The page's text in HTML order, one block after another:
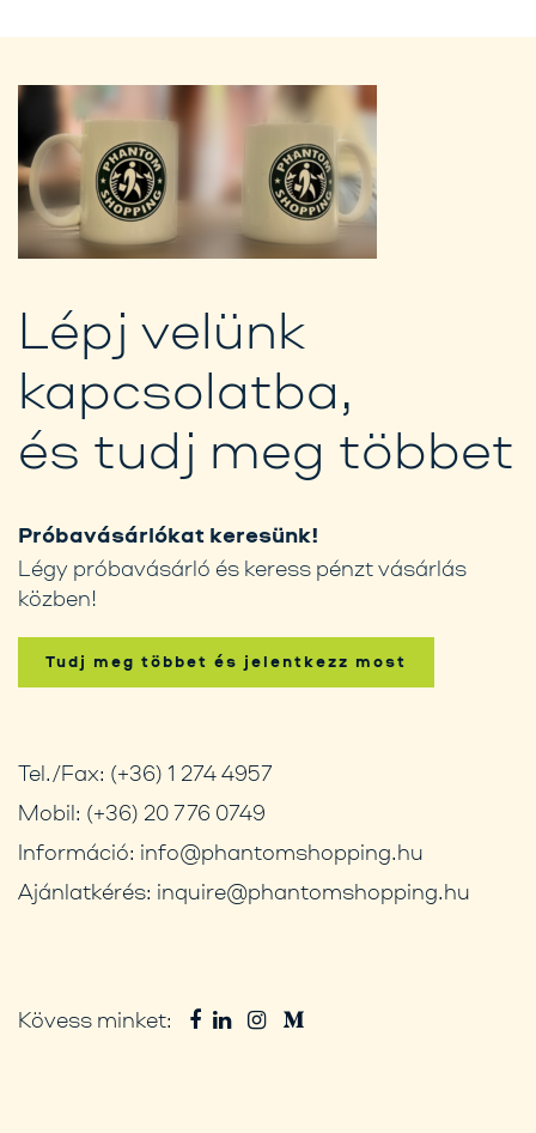
Lépj velünk
kapcsolatba,
és tudj meg többet
Próbavásárlókat keresünk!
Légy próbavásárló és keress pénzt vásárlás
közben!
Tudj meg többet és jelentkezz most
Tel./Fax: (+36) 1 274 4957
Mobil: (+36) 20 776 0749
Információ: info@phantomshopping.hu
Ajánlatkérés: inquire@phantomshopping.hu
Kövess minket: